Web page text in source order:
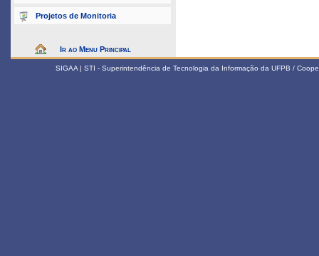
Projetos de Monitoria
Ir ao Menu Principal
SIGAA | STI - Superintendência de Tecnologia da Informação da UFPB /